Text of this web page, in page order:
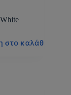
στο καλάθι